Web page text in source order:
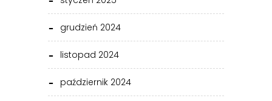
grudzień 2024
listopad 2024
październik 2024